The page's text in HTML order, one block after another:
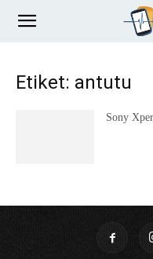
Etiket: antutu
Sony